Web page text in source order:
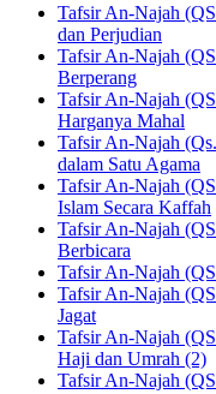
Tafsir An-Najah
dan Perjudian
Tafsir An-Najah
Berperang
Tafsir An-Najah
Harganya Mahal
Tafsir An-Najah
dalam Satu Agama
Tafsir An-Najah
Islam Secara Kaffah
Tafsir An-Najah
Berbicara
Tafsir An-Najah
Tafsir An-Najah
Jagat
Tafsir An-Najah
Haji dan Umrah (2)
Tafsir An-Najah